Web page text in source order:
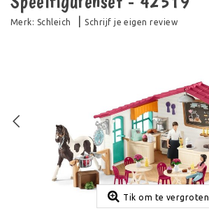
Merk: Schleich |Schrijf je eigen review
Tik om te vergroten